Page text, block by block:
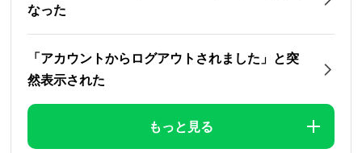
なった
「アカウントからログアウトされました」と突
然表示された
もっと見る